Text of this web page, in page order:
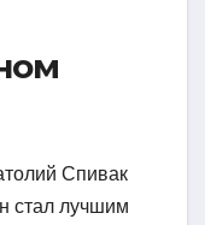
Спивак
стал лучшим